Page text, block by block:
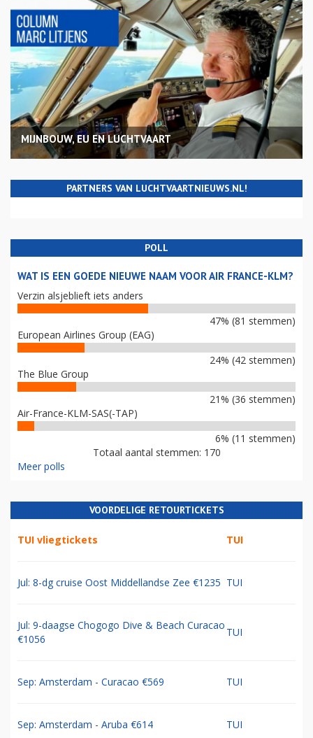
MIJNBOUW, EU EN LUCHTVAART
PARTNERS VAN LUCHTVAARTNIEUWS.NL!
POLL
WAT IS EEN GOEDE NIEUWE NAAM VOOR AIR FRANCE-KLM?
Verzin alsjeblieft iets anders
47% (81 stemmen)
European Airlines Group (EAG)
24% (42 stemmen)
The Blue Group
21% (36 stemmen)
Air-France-KLM-SAS(-TAP)
6% (11 stemmen)
Totaal aantal stemmen: 170
Meer polls
VOORDELIGE RETOURTICKETS
TUI vliegtickets TUI
Jul: 8-dg cruise Oost Middellandse Zee €1235 TUI
Jul: 9-daagse Chogogo Dive & Beach Curacao
€1056
TUI
Sep: Amsterdam - Curacao €569 TUI
Sep: Amsterdam - Aruba €614 TUI